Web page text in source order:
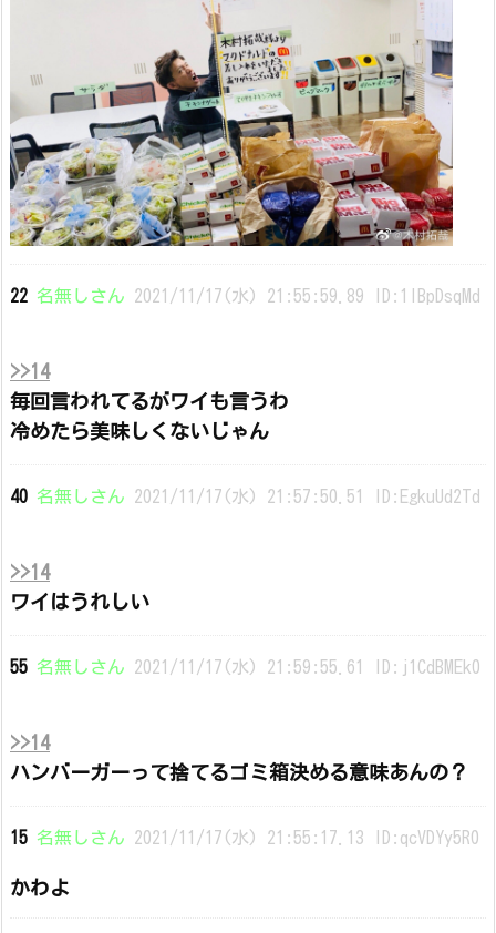
22 名無しさん 2021/11/17(水) 21:55:59.89 ID:1IBpDsqMd
>>14
毎回言われてるがワイも言うわ
冷めたら美味しくないじゃん
40 名無しさん 2021/11/17(水) 21:57:50.51 ID:EgkuUd2Td
>>14
ワイはうれしい
55 名無しさん 2021/11/17(水) 21:59:55.61 ID:j1CdBMEk0
>>14
ハンバーガーって捨てるゴミ箱決める意味あんの？
15 名無しさん 2021/11/17(水) 21:55:17.13 ID:qcVDYy5R0
かわよ